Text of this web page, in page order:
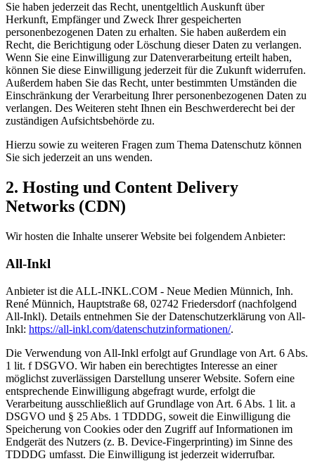
Sie haben jederzeit das Recht, unentgeltlich Auskunft über
Herkunft, Empfänger und Zweck Ihrer gespeicherten
personenbezogenen Daten zu erhalten. Sie haben außerdem ein
Recht, die Berichtigung oder Löschung dieser Daten zu verlangen.
Wenn Sie eine Einwilligung zur Datenverarbeitung erteilt haben,
können Sie diese Einwilligung jederzeit für die Zukunft widerrufen.
Außerdem haben Sie das Recht, unter bestimmten Umständen die
Einschränkung der Verarbeitung Ihrer personenbezogenen Daten zu
verlangen. Des Weiteren steht Ihnen ein Beschwerderecht bei der
zuständigen Aufsichtsbehörde zu.
Hierzu sowie zu weiteren Fragen zum Thema Datenschutz können
Sie sich jederzeit an uns wenden.
2. Hosting und Content Delivery
Networks (CDN)
Wir hosten die Inhalte unserer Website bei folgendem Anbieter:
All-Inkl
Anbieter ist die ALL-INKL.COM - Neue Medien Münnich, Inh.
René Münnich, Hauptstraße 68, 02742 Friedersdorf (nachfolgend
All-Inkl). Details entnehmen Sie der Datenschutzerklärung von All-
Inkl: https://all-inkl.com/datenschutzinformationen/.
Die Verwendung von All-Inkl erfolgt auf Grundlage von Art. 6 Abs.
1 lit. f DSGVO. Wir haben ein berechtigtes Interesse an einer
möglichst zuverlässigen Darstellung unserer Website. Sofern eine
entsprechende Einwilligung abgefragt wurde, erfolgt die
Verarbeitung ausschließlich auf Grundlage von Art. 6 Abs. 1 lit. a
DSGVO und § 25 Abs. 1 TDDDG, soweit die Einwilligung die
Speicherung von Cookies oder den Zugriff auf Informationen im
Endgerät des Nutzers (z. B. Device-Fingerprinting) im Sinne des
TDDDG umfasst. Die Einwilligung ist jederzeit widerrufbar.